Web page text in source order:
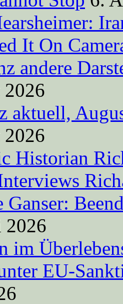
It On
andere
aktuell,
Historian
Ganser:
2026
im
EU-